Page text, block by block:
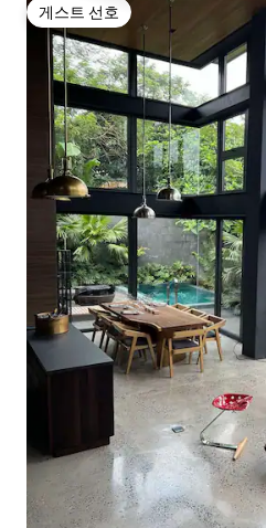
게스트 선호
게스트 선호